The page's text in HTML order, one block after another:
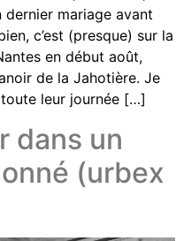
dernier mariage avant
c’est (presque) sur la
en début août,
de la Jahotière. Je
leur journée […]
dans un
(urbex